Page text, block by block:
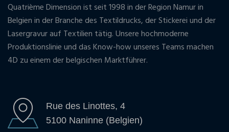
Quatrième Dimension ist seit 1998 in der Region Namur in
Belgien in der Branche des Textildrucks, der Stickerei und der
Lasergravur auf Textilien tätig. Unsere hochmoderne
Produktionslinie und das Know-how unseres Teams machen
4D zu einem der belgischen Marktführer.
Rue des Linottes, 4
5100 Naninne (Belgien)